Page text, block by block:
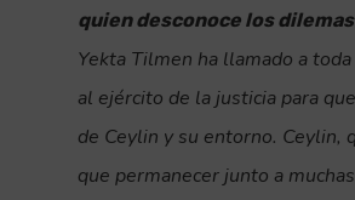
quien desconoce los
Yekta Tilmen ha llamado a
al ejército de la justicia para
de Ceylin y su entorno. Ceylin,
que permanecer junto a